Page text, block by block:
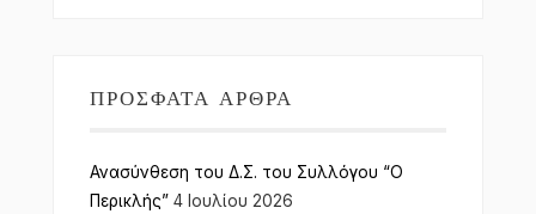
ΠΡΌΣΦΑΤΑ ΆΡΘΡΑ
Ανασύνθεση του Δ.Σ. του Συλλόγου “Ο
Περικλής” 4 Ιουλίου 2026